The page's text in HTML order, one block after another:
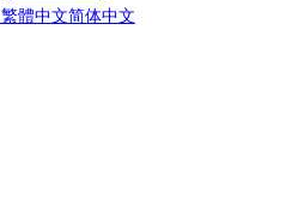
繁體中文简体中文